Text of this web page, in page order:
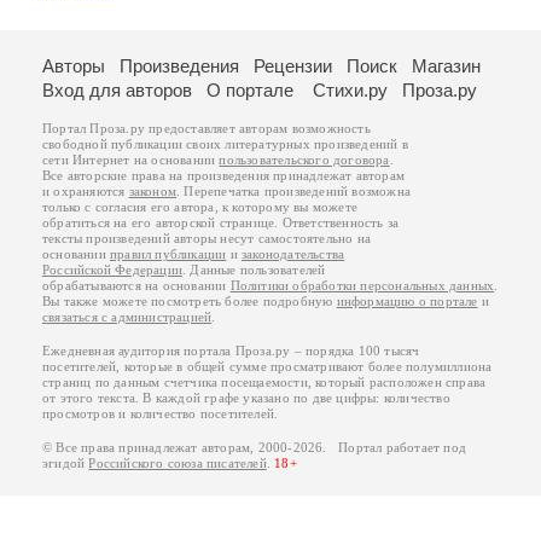
Авторы Произведения Рецензии Поиск
Магазин
Вход для авторов
О портале Стихи.ру Проза.ру
Портал Проза.ру предоставляет авторам возможность
свободной публикации своих литературных произведений в
сети Интернет на основаниипользовательского договора
Все авторские права на произведения принадлежат авторам
и охраняются законом . Перепечатка произведений возможна
только с согласия его автора, к которому вы можете
обратиться на его авторской странице. Ответственность за
тексты произведений авторы несут самостоятельно на
основанииправил публикации изаконодательства
Российской Федерации . Данные пользователей
обрабатываются на основании Политики обработки персональных данных
Вы также можете посмотреть более подробную информацию о портале и
связаться с администрацией
Ежедневная аудитория портала Проза.ру – порядка 100 тысяч
посетителей, которые в общей сумме просматривают более полумиллиона
страниц по данным счетчика посещаемости, который расположен справа
от этого текста. В каждой графе указано по две цифры: количество
просмотров и количество посетителей.
© Все права принадлежат авторам, 2000-2026. Портал работает под
эгидойРоссийского союза писателей. 18+